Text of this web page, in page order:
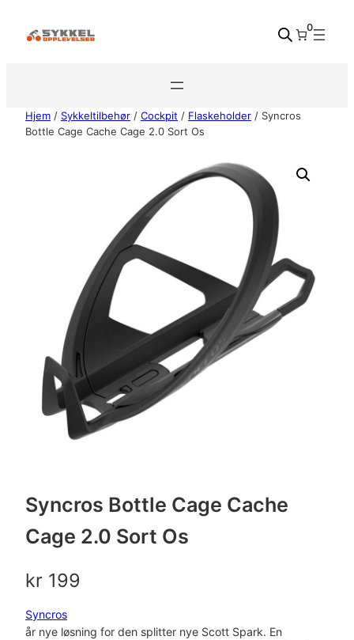
0
Hjem / Sykkeltilbehør / Cockpit / Flaskeholder / Syncros
Bottle Cage Cache Cage 2.0 Sort Os
Syncros Bottle Cage Cache
Cage 2.0 Sort Os
kr 199
Syncros
år nye løsning for den splitter nye Scott Spark. En